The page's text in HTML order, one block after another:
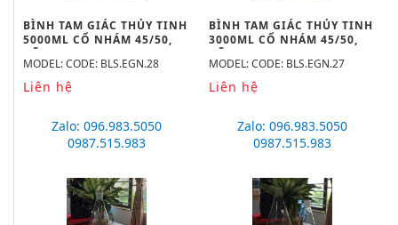
BÌNH TAM GIÁC THỦY TINH
5000ML CỔ NHÁM 45/50,
HÃNG BIOHALL-GERMANY
MODEL: CODE: BLS.EGN.28
Liên hệ
BÌNH TAM GIÁC THỦY TINH
3000ML CỔ NHÁM 45/50,
HÃNG BIOHALL-GERMANY
MODEL: CODE: BLS.EGN.27
Liên hệ
Zalo: 096.983.5050
0987.515.983
Zalo: 096.983.5050
0987.515.983